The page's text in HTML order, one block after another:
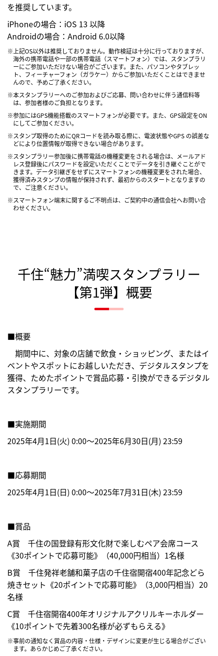
を推奨しています。
iPhoneの場合：iOS 13 以降
Androidの場合：Android 6.0以降
※上記OS以外は推奨しておりません。動作検証は十分に行っておりますが、
海外の携帯電話や一部の携帯電話（スマートフォン）では、スタンプラリ
ーにご参加いただけない場合がございます。また、パソコンやタブレッ
ト、フィーチャーフォン（ガラケー）からご参加いただくことはできませ
んので、予めご了承ください。
※本スタンプラリーへのご参加およびご応募、問い合わせに伴う通信料等
は、参加者様のご負担となります。
※参加にはGPS機能搭載のスマートフォンが必要です。また、GPS設定をON
にしてご参加ください。
※スタンプ取得のためにQRコードを読み取る際に、電波状態やGPS の誤差な
どにより位置情報が取得できない場合があります。
※スタンプラリー参加後に携帯電話の機種変更をされる場合は、メールアド
レス登録後にパスワードを設定いただくことでデータを引き継ぐことがで
きます。データ引継ぎをせずにスマートフォンの機種変更をされた場合、
獲得済みスタンプの情報が保持されず、最初からのスタートとなりますの
で、ご注意ください。
※スマートフォン端末に関するご不明点は、ご契約中の通信会社へお問い合
わせください。
千住“魅力”満喫スタンプラリー
【第1弾】概要
■概要
期間中に、対象の店舗で飲食・ショッピング、またはイ
ベントやスポットにお越しいただき、デジタルスタンプを
獲得、ためたポイントで賞品応募・引換ができるデジタル
スタンプラリーです。
■実施期間
2025年4月1日(火) 0:00～2025年6月30日(月) 23:59
■応募期間
2025年4月1日(日) 0:00～2025年7月31日(木) 23:59
■賞品
A賞 千住の国登録有形文化財で楽しむペア会席コース
《30ポイントで応募可能》（40,000円相当）1名様
B賞 千住発祥老舗和菓子店の千住宿開宿400年記念どら
焼きセット《20ポイントで応募可能》（3,000円相当）20
名様
C賞 千住宿開宿400年オリジナルアクリルキーホルダー
《10ポイントで先着300名様が必ずもらえる》
※事前の通知なく賞品の内容・仕様・デザインに変更が生じる場合がござい
ます。あらかじめご了承ください。